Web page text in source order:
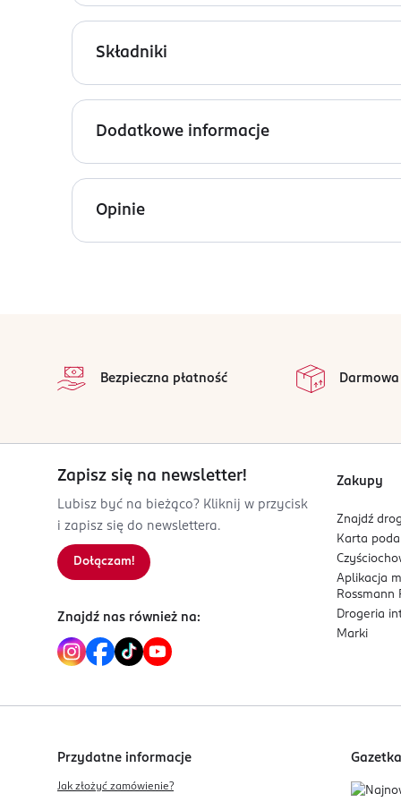
Ginger Apple Jewel to zapach, który oddaje
pielęgnacyjne, dodając subtelnej świeżości.
Składniki
Ingredients: Alcohol Denat., Water (Aqua, Eau),
Methoxycinnamate, Ethylhexyl Salicylate, Butyl
Dodatkowe informacje
OSOBA/PODMIOT ODPOWIEDZIALNY
ROSSMANN SDP SP. z o.o.
św. Teresy 109
91-222 Łódź
Opinie
Bezpieczna płatność
Zapisz się na newsletter!
Lubisz być na bieżąco? Kliknij w przycisk
i zapisz się do newslettera.
Dołączam!
Znajdź nas również na:
Zakupy
Znajdź
Karta
Aplikacja
Rossmann
Drogeria
Marki
Przydatne informacje
Jak złożyć zamówienie?
Gazetka